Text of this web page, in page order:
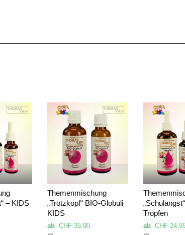
– KIDS
Themenmischung
„Trotzkopf“ BIO-Globuli
KIDS
ab CHF35.90
Tropfen
abCHF